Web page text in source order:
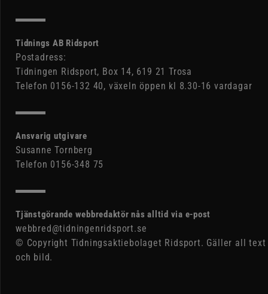
Tidnings AB Ridsport
Postadress:
Tidningen Ridsport, Box 14, 619 21 Trosa
Telefon 0156-132 40, växeln öppen kl 8.30-16 vardagar
Ansvarig utgivare
Susanne Tornberg
Telefon 0156-348 75
Tjänstgörande webbredaktör nås alltid via e-post
webbred@tidningenridsport.se
© Copyright Tidningsaktiebolaget Ridsport. Gäller all text
och bild.